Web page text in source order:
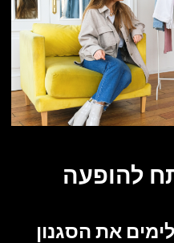
להופעה
את הסגנון